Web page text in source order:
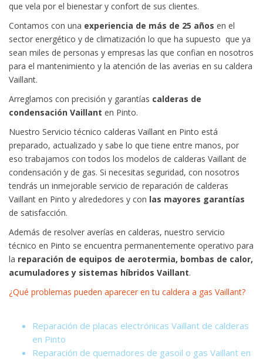
que vela por el bienestar y confort de sus clientes.
Contamos con una experiencia de más de 25 años en el
sector energético y de climatización lo que ha supuesto que ya
sean miles de personas y empresas las que confian en nosotros
para el mantenimiento y la atención de las averias en su caldera
Vaillant.
Arreglamos con precisión y garantías calderas de
condensación Vaillant en Pinto.
Nuestro Servicio técnico calderas Vaillant en Pinto está
preparado, actualizado y sabe lo que tiene entre manos, por
eso trabajamos con todos los modelos de calderas Vaillant de
condensación y de gas. Si necesitas seguridad, con nosotros
tendrás un inmejorable servicio de reparación de calderas
Vaillant en Pinto y alrededores y con las mayores garantías
de satisfacción.
Además de resolver averías en calderas, nuestro servicio
técnico en Pinto se encuentra permanentemente operativo para
la reparación de equipos de aerotermia, bombas de calor,
acumuladores y sistemas híbridos Vaillant.
¿Qué problemas pueden aparecer en tu caldera a gas Vaillant?
Reparación de placas electrónicas Vaillant de calderas
en Pinto
Reparación de quemadores de gasoil o gas Vaillant en